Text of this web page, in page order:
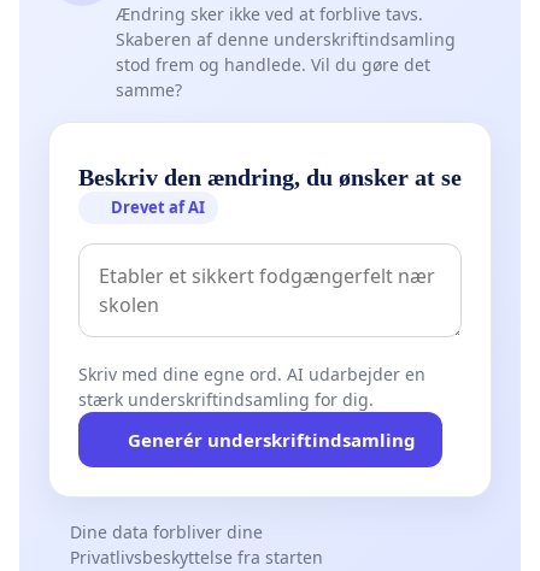
Ændring sker ikke ved at forblive tavs.
Skaberen af denne underskriftindsamling
stod frem og handlede. Vil du gøre det
samme?
Beskriv den ændring, du ønsker at se
Drevet af AI
Skriv med dine egne ord. AI udarbejder en
stærk underskriftindsamling for dig.
Generér underskriftindsamling
Dine data forbliver dine
Privatlivsbeskyttelse fra starten